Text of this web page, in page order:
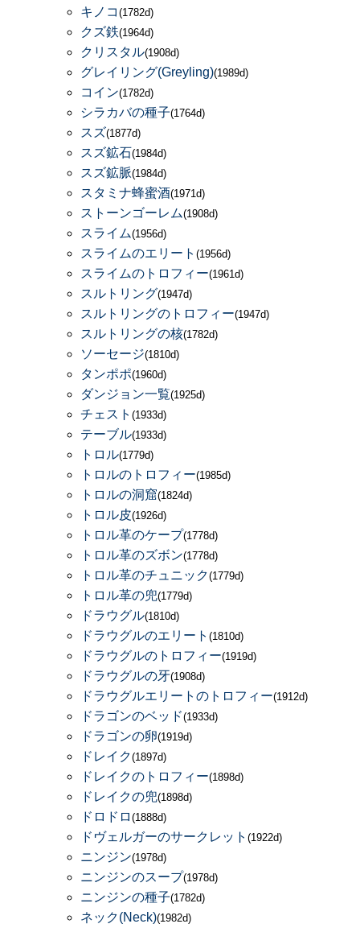
キノコ (1782d)
クズ鉄(1964d)
クリスタル(1908d)
グレイリング(Greyling)(1989d)
コイン(1782d)
シラカバの種子(1764d)
スズ(1877d)
スズ鉱石(1984d)
スズ鉱脈(1984d)
スタミナ蜂蜜酒(1971d)
ストーンゴーレム(1908d)
スライム(1956d)
スライムのエリート (1956d)
スライムのトロフィー(1961d)
スルトリング(1947d)
スルトリングのトロフィー(1947d)
スルトリングの核(1782d)
ソーセージ(1810d)
タンポポ(1960d)
ダンジョン一覧(1925d)
チェスト (1933d)
テーブル(1933d)
トロル(1779d)
トロルのトロフィー(1985d)
トロルの洞窟(1824d)
トロル皮(1926d)
トロル革のケープ(1778d)
トロル革のズボン(1778d)
トロル革のチュニック(1779d)
トロル革の兜(1779d)
ドラウグル(1810d)
ドラウグルのエリート (1810d)
ドラウグルのトロフィー(1919d)
ドラウグルの牙(1908d)
ドラウグルエリートのトロフィー(1912d)
ドラゴンのベッド(1933d)
ドラゴンの卵(1919d)
ドレイク(1897d)
ドレイクのトロフィー(1898d)
ドレイクの兜(1898d)
ドロドロ (1888d)
ドヴェルガーのサークレット (1922d)
ニンジン(1978d)
ニンジンのスープ(1978d)
ニンジンの種子(1782d)
ネック(Neck)(1982d)